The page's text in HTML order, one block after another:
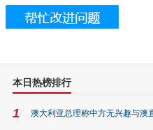
，还原了600岁的紫禁城
本日热榜排行
1 澳大利亚总理称中方无兴趣与澳